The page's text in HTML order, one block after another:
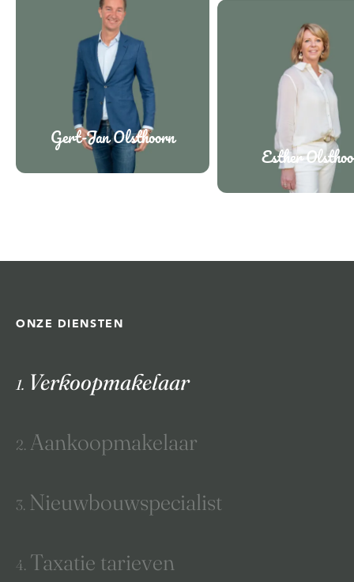
Gert-Jan Olsthoorn
Esther
ONZE DIENSTEN
1. Verkoopmakelaar
2. Aankoopmakelaar
3. Nieuwbouwspecialist
4. Taxatie tarieven